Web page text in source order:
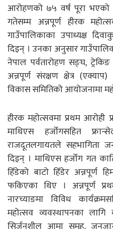
आरोहणको ७५ वर्ष पूरा
गतेसम्म अन्नपूर्ण हीरक
गाउँपालिकाका उपाध्यक्ष
दिइन् । उनका अनुसार
नेपाल पर्वतारोहण सङ्घ,
अन्नपूर्ण संरक्षण क्षेत्र
विकास समितिको आयोजनामा
हीरक महोत्सवमा प्रथम आरोही
माथिएस हर्जोगसहित
राजदूतलगायतले सहभागिता
दिइन् । माथिएस हर्जोग गत
हिँडेको बाटो हिँडेर अन्नपूर्ण
फकिएका थिए । अन्नपूर्ण
नारच्याङमा विविध
महोत्सव व्यवस्थापनका